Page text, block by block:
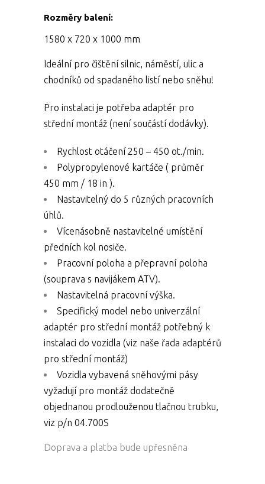
Rozměry balení:
1580 x 720 x 1000 mm
Ideální pro čištění silnic, náměstí, ulic a
chodníků od spadaného listí nebo sněhu!
Pro instalaci je potřeba adaptér pro
střední montáž (není součástí dodávky).
Rychlost otáčení 250 – 450 ot./min.
Polypropylenové kartáče ( průměr
450 mm / 18 in ).
Nastavitelný do 5 různých pracovních
úhlů.
Vícenásobně nastavitelné umístění
předních kol nosiče.
Pracovní poloha a přepravní poloha
(souprava s navijákem ATV).
Nastavitelná pracovní výška.
Specifický model nebo univerzální
adaptér pro střední montáž potřebný k
instalaci do vozidla (viz naše řada adaptérů
pro střední montáž)
Vozidla vybavená sněhovými pásy
vyžadují pro montáž dodatečně
objednanou prodlouženou tlačnou trubku,
viz p/n 04.700S
Doprava a platba bude upřesněna